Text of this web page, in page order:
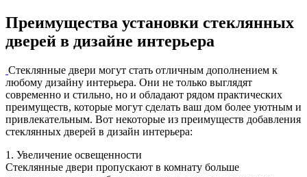
Преимущества установки стеклянных
дверей в дизайне интерьера
Стеклянные двери могут стать отличным дополнением к
любому дизайну интерьера. Они не только выглядят
современно и стильно, но и обладают рядом практических
преимуществ, которые могут сделать ваш дом более уютным и
привлекательным. Вот некоторые из преимуществ добавления
стеклянных дверей в дизайн интерьера:
1. Увеличение освещенности
Стеклянные двери пропускают в комнату больше